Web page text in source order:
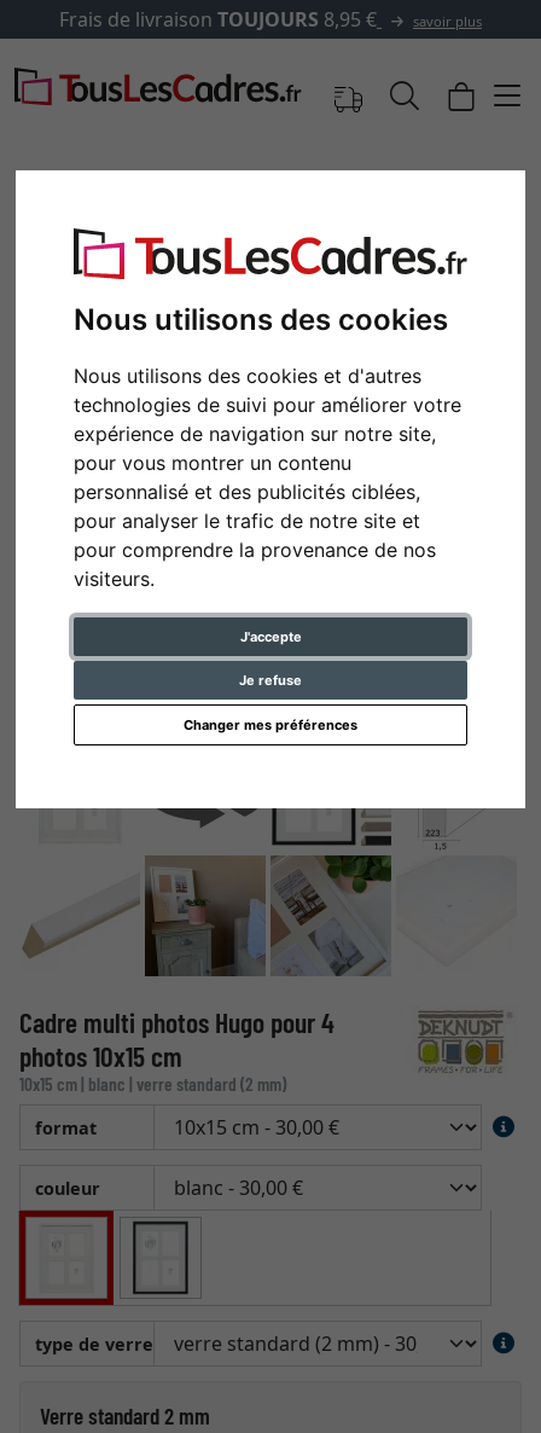
Nous utilisons des cookies
Nous utilisons des cookies et d'autres
technologies de suivi pour améliorer votre
expérience de navigation sur notre site,
pour vous montrer un contenu
personnalisé et des publicités ciblées,
pour analyser le trafic de notre site et
pour comprendre la provenance de nos
visiteurs.
J'accepte
Je refuse
Changer mes préférences
Frais de livraisonTOUJOURS8,95 € savoir plus
Retour
Cadre multi photos Hugo pour 4
photos 10x15 cm
10x15 cm | blanc | verre standard (2 mm)
format
couleur
type de verre
Verre standard 2 mm